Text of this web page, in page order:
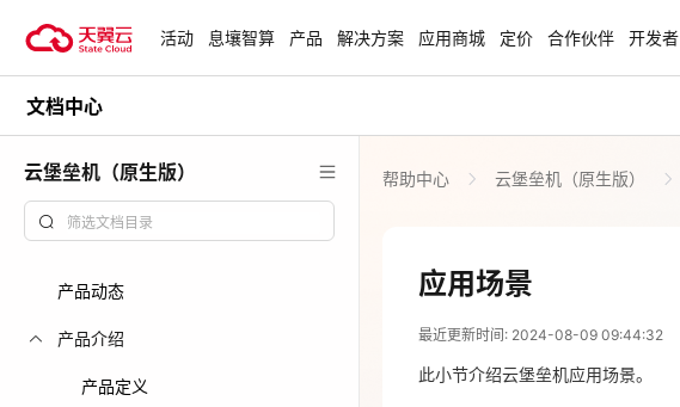
试用，产品折扣等，助您降本增
安全隔离版OpenClaw NEW
企业出海解决方案
助力您的业务扬帆出海，通达全球！
活动 息壤智算 产品 解决方案 应用商城 定价 合作伙伴 开发者
文档中心
云堡垒机（原生版）
产品动态
产品介绍
产品定义
帮助中心 云堡垒机（原生版）
应用场景
最近更新时间: 2024-08-09 09:44:32
2024-08-09 01:44:32
中小企业资产运维
此小节介绍云堡垒机应用场景。